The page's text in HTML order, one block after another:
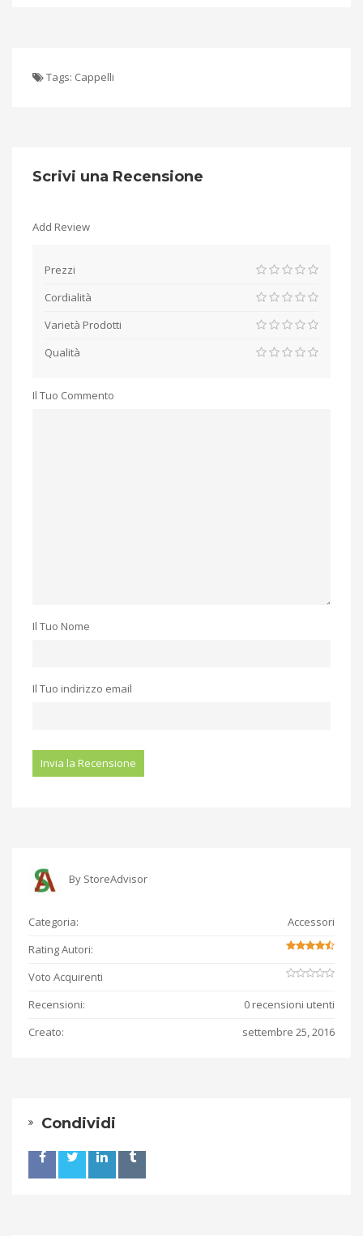
Tags: Cappelli
Scrivi una Recensione
Add Review
Prezzi
Cordialità
Varietà Prodotti
Qualità
Il Tuo Commento
Il Tuo Nome
Il Tuo indirizzo email
By StoreAdvisor
Categoria:
Accessori
Rating Autori:
Voto Acquirenti
Recensioni:
0 recensioni utenti
Creato:
settembre 25, 2016
Condividi